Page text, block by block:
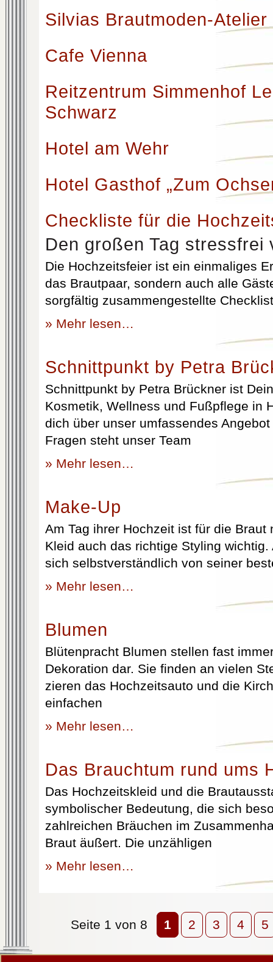
Silvias Brautmoden-Atelier
Cafe Vienna
Reitzentrum Simmenhof
Schwarz
Hotel am Wehr
Hotel Gasthof „Zum
Checkliste für die
Den großen Tag stressfrei
Die Hochzeitsfeier ist ein einmaliges
das Brautpaar, sondern auch alle
sorgfältig zusammengestellte
» Mehr lesen…
Schnittpunkt by Petra
Schnittpunkt by Petra Brückner ist
Kosmetik, Wellness und Fußpflege in
dich über unser umfassendes
Fragen steht unser Team
» Mehr lesen…
Make-Up
Am Tag ihrer Hochzeit ist für die Braut
Kleid auch das richtige Styling
sich selbstverständlich von seiner
» Mehr lesen…
Blumen
Blütenpracht Blumen stellen fast
Dekoration dar. Sie finden an vielen
zieren das Hochzeitsauto und die
einfachen
» Mehr lesen…
Das Brauchtum rund ums
Das Hochzeitskleid und die
symbolischer Bedeutung, die sich
zahlreichen Bräuchen im
Braut äußert. Die unzähligen
» Mehr lesen…
Seite 1 von 8 1 2 3 4 5